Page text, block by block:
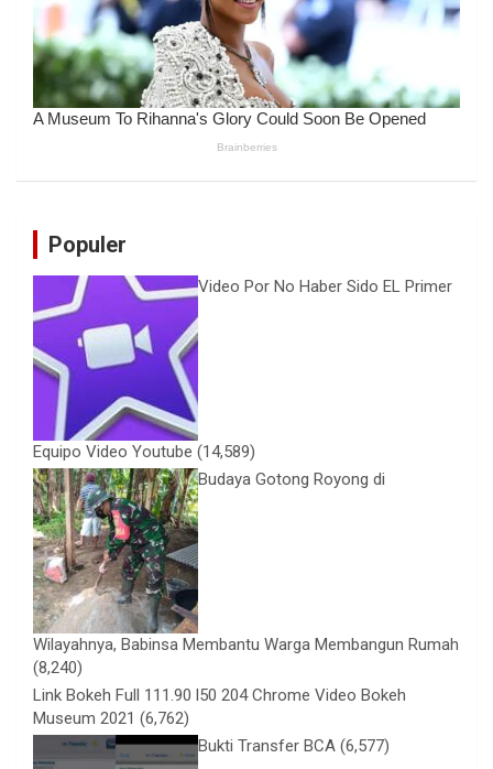
Populer
Video Por No Haber Sido EL Primer
Equipo Video Youtube (14,589)
Budaya Gotong Royong di
Wilayahnya, Babinsa Membantu Warga Membangun Rumah
(8,240)
Link Bokeh Full 111.90 l50 204 Chrome Video Bokeh
Museum 2021 (6,762)
Bukti Transfer BCA (6,577)